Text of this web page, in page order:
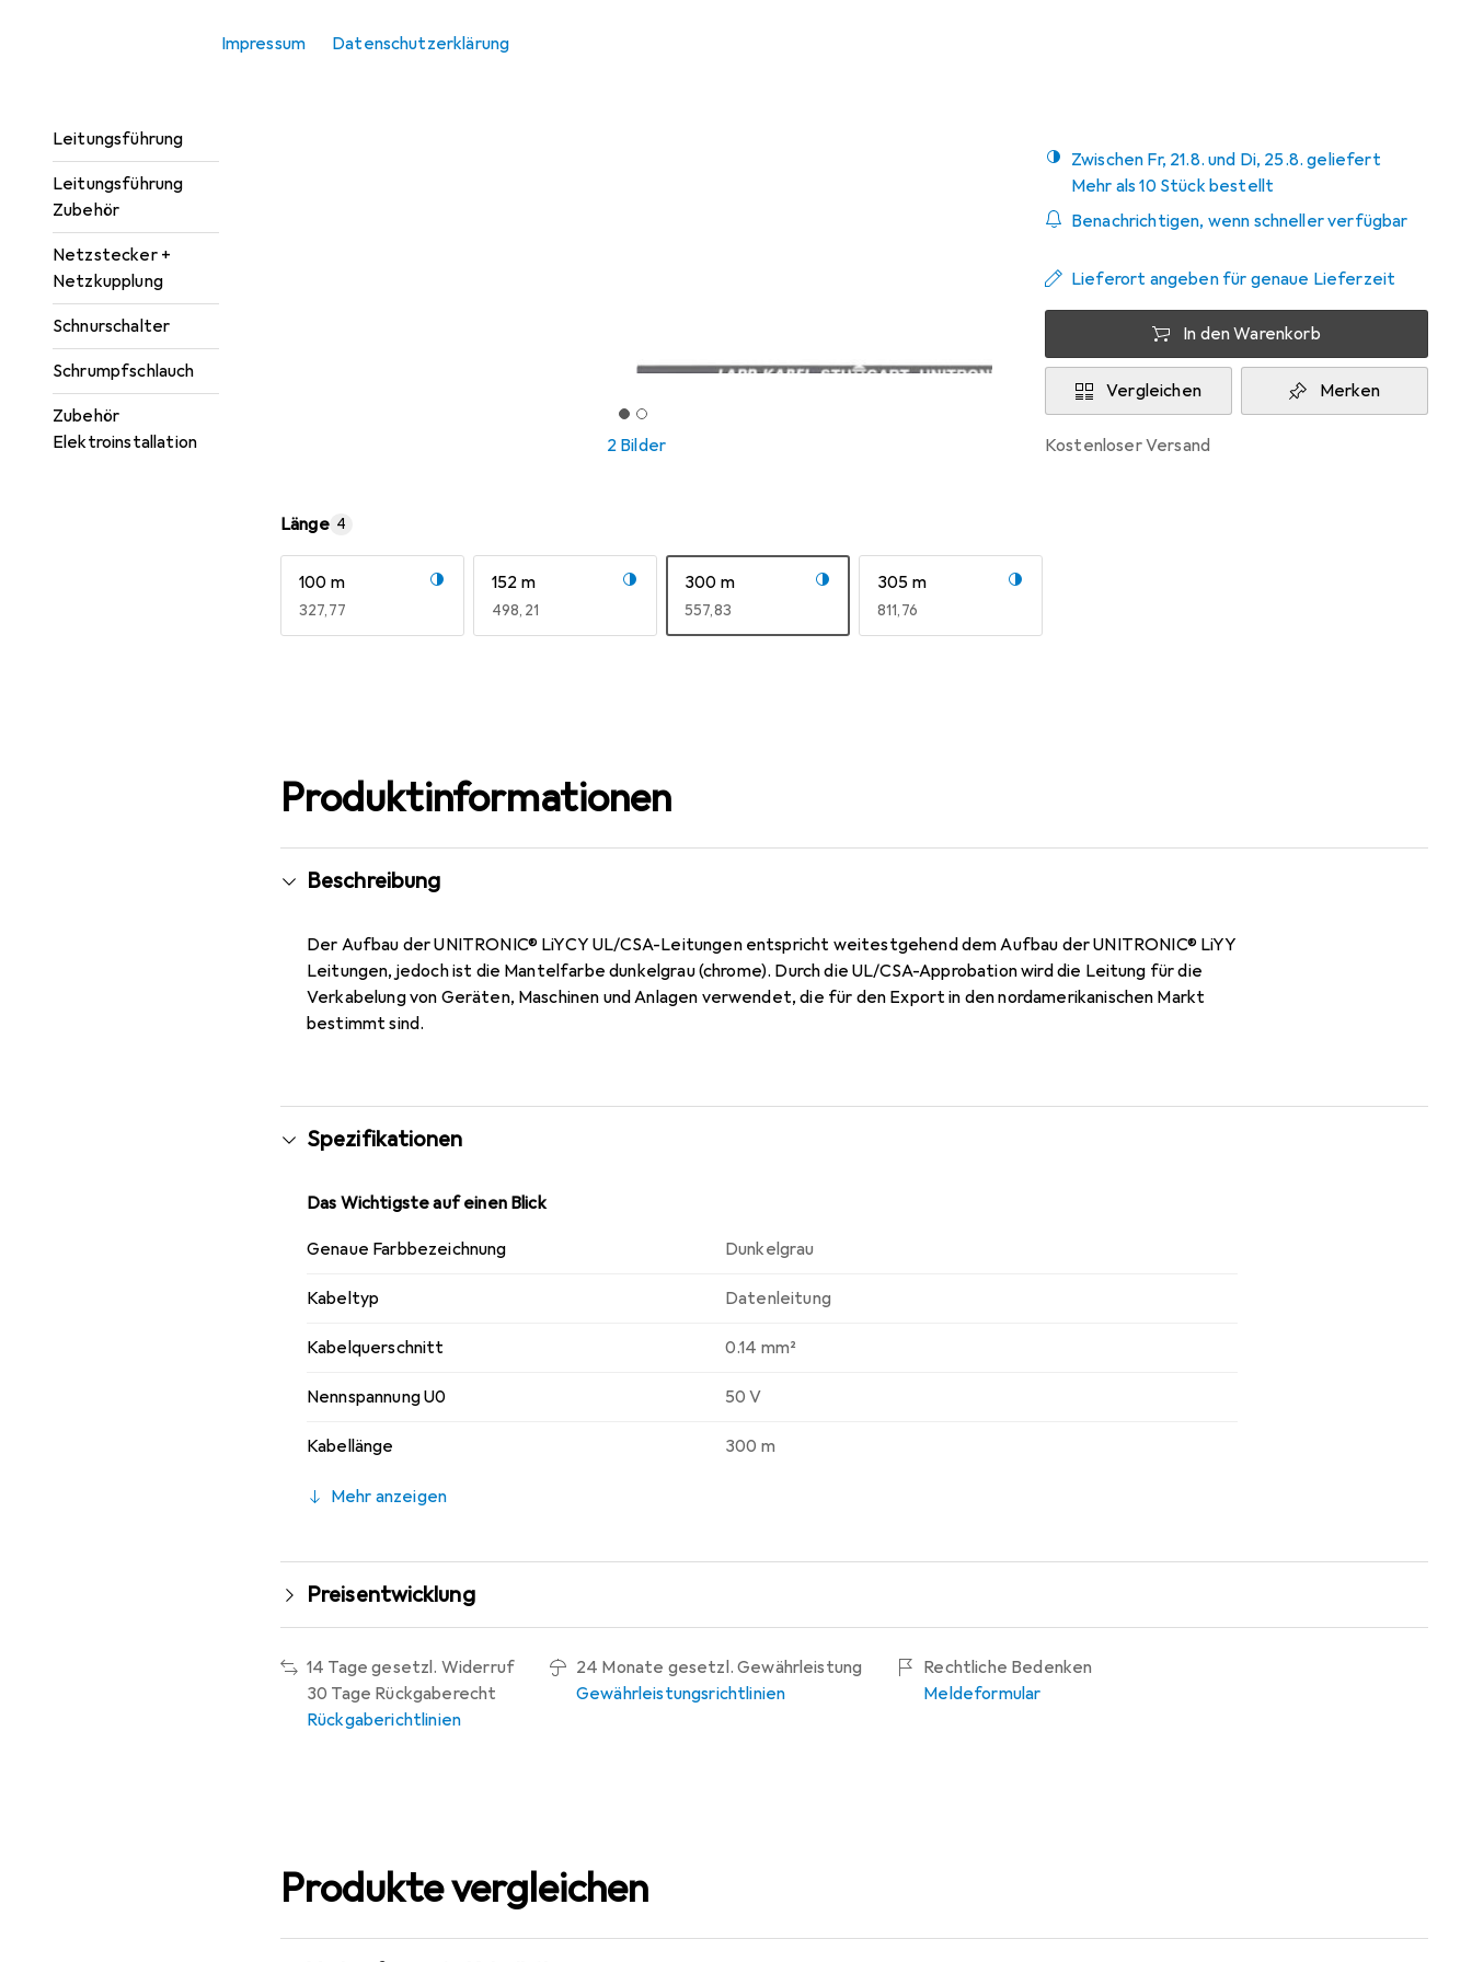
Impressum Datenschutzerklärung
Leitungsführung
Leitungsführung
Zubehör
Netzstecker +
Netzkupplung
Schnurschalter
Schrumpfschlauch
Zubehör
Elektroinstallation
2 Bilder
Zwischen Fr, 21.8. und Di, 25.8. geliefert
Mehr als 10 Stück bestellt
Benachrichtigen, wenn schneller verfügbar
Lieferort angeben für genaue Lieferzeit
In den Warenkorb
Vergleichen Merken
kostenloser Versand
Länge 4
100 m
EUR
327,77
152 m
EUR
498,21
300 m
EUR
557,83
305 m
EUR
811,76
Produktinformationen
Beschreibung
Der Aufbau der UNITRONIC® LiYCY UL/CSA-Leitungen entspricht weitestgehend dem Aufbau der UNITRONIC® LiYY
Leitungen, jedoch ist die Mantelfarbe dunkelgrau (chrome). Durch die UL/CSA-Approbation wird die Leitung für die
Verkabelung von Geräten, Maschinen und Anlagen verwendet, die für den Export in den nordamerikanischen Markt
bestimmt sind.
Spezifikationen
Das Wichtigste auf einen Blick
Genaue Farbbezeichnung Dunkelgrau
Kabeltyp Datenleitung
Kabelquerschnitt 0.14 mm²
Nennspannung U0 50 V
Kabellänge 300 m
Mehr anzeigen
Preisentwicklung
14 Tage gesetzl. Widerruf
30 Tage Rückgaberecht
Rückgaberichtlinien
24 Monate gesetzl. Gewährleistung
Gewährleistungsrichtlinien
Rechtliche Bedenken
Meldeformular
Produkte vergleichen